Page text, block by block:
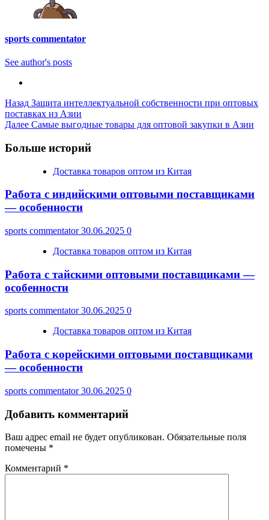
sports commentator
See author's posts
Post
Navigation
Назад Защита интеллектуальной собственности при оптовых
поставках из Азии
Далее Самые выгодные товары для оптовой закупки в Азии
Больше историй
Доставка товаров оптом из Китая
Работа с индийскими оптовыми поставщиками
— особенности
sports commentator30.06.2025 0
Доставка товаров оптом из Китая
Работа с тайскими оптовыми поставщиками —
особенности
sports commentator30.06.2025 0
Доставка товаров оптом из Китая
Работа с корейскими оптовыми поставщиками
— особенности
sports commentator30.06.2025 0
Добавить комментарий
Ваш адрес email не будет опубликован. Обязательные поля
помечены *
Комментарий *